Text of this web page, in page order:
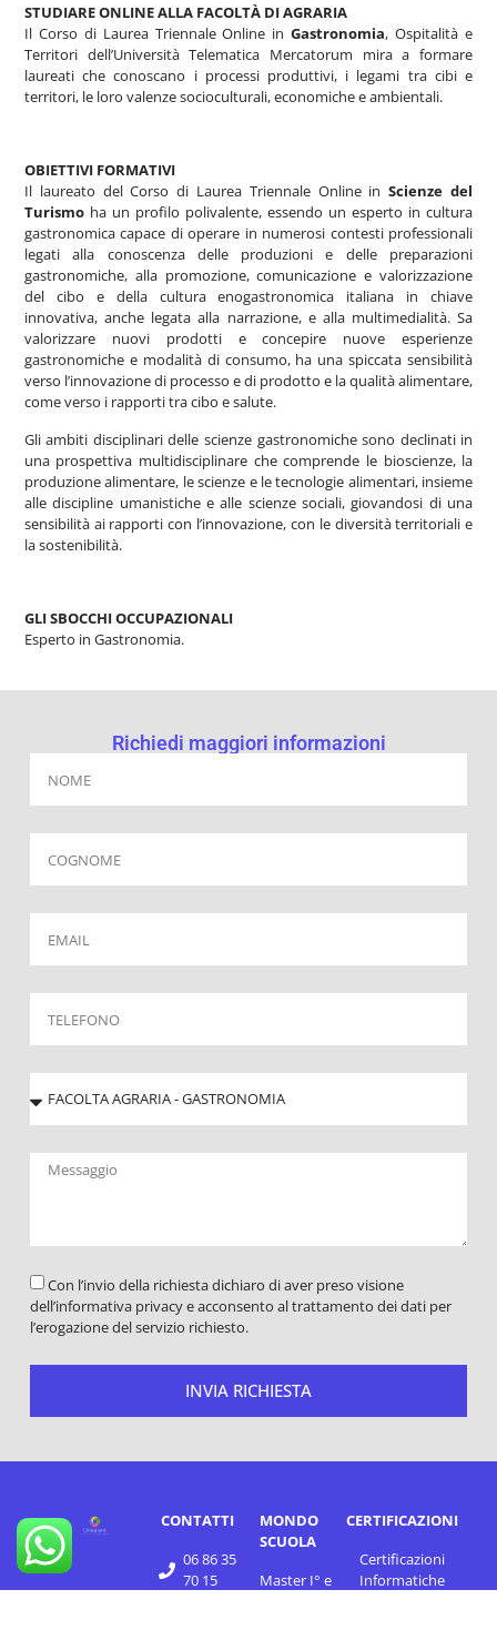
STUDIARE ONLINE ALLA FACOLTÀ DI AGRARIA
Il Corso di Laurea Triennale Online inGastronomia, Ospitalità e
Territori dell’Università Telematica Mercatorum mira a formare
laureati che conoscano i processi produttivi, i legami tra cibi e
territori, le loro valenze socioculturali, economiche e ambientali.
OBIETTIVI FORMATIVI
Il laureato del Corso di Laurea Triennale Online inScienze del
Turismoha un profilo polivalente, essendo un esperto in cultura
gastronomica capace di operare in numerosi contesti professionali
legati alla conoscenza delle produzioni e delle preparazioni
gastronomiche, alla promozione, comunicazione e valorizzazione
del cibo e della cultura enogastronomica italiana in chiave
innovativa, anche legata alla narrazione, e alla multimedialità. Sa
valorizzare nuovi prodotti e concepire nuove esperienze
gastronomiche e modalità di consumo, ha una spiccata sensibilità
verso l’innovazione di processo e di prodotto e la qualità alimentare,
come verso i rapporti tra cibo e salute.
Gli ambiti disciplinari delle scienze gastronomiche sono declinati in
una prospettiva multidisciplinare che comprende le bioscienze, la
produzione alimentare, le scienze e le tecnologie alimentari, insieme
alle discipline umanistiche e alle scienze sociali, giovandosi di una
sensibilità ai rapporti con l’innovazione, con le diversità territoriali e
la sostenibilità.
GLI SBOCCHI OCCUPAZIONALI
Esperto in Gastronomia.
Richiedi maggiori informazioni
Con l’invio della richiesta dichiaro di aver preso visione
dell’informativa privacy e acconsento al trattamento dei dati per
l’erogazione del servizio richiesto.
INVIA RICHIESTA
CONTATTI
06 86 35
70 15
MONDO
SCUOLA
Master I° e
CERTIFICAZIONI
Certificazioni
Informatiche